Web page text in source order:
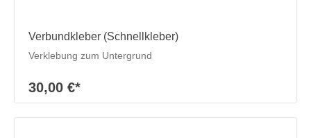
Verbundkleber (Schnellkleber)
Verklebung zum Untergrund
30,00 €*